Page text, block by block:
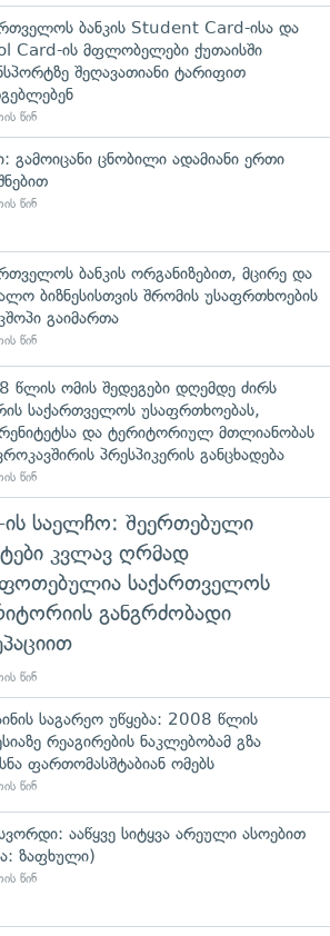
ბანკის Student Card-ისა და
Card-ის მფლობელები ქუთაისში
შეღავათიანი ტარიფით
წინ
გამოიცანი ცნობილი ადამიანი ერთი
წინ
ბანკის ორგანიზებით, მცირე და
ბიზნესისთვის შრომის უსაფრთხოების
გაიმართა
წინ
წლის ომის შედეგები დღემდე ძირს
საქართველოს უსაფრთხოებას,
და ტერიტორიულ მთლიანობას
პრესპიკერის განცხადება
წინ
ის საელჩო: შეერთებული
კვლავ ღრმად
საქართველოს
განგრძობადი
წინ
საგარეო უწყება: 2008 წლის
რეაგირების ნაკლებობამ გზა
ფართომასშტაბიან ომებს
წინ
ააწყვე სიტყვა არეული ასოებით
ზაფხული)
წინ